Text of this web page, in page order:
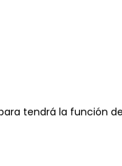
tendrá la función